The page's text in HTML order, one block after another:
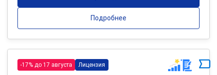
Подробнее
-17% до 17 августа Лицензия